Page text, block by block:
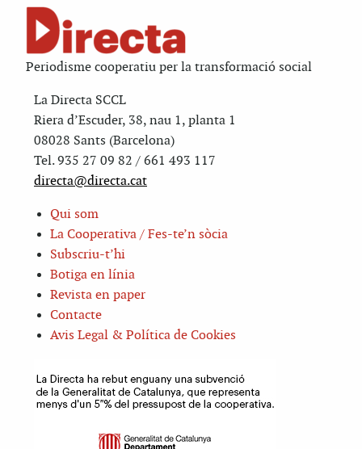
Periodisme cooperatiu per la transformació social
La Directa SCCL
Riera d’Escuder, 38, nau 1, planta 1
08028 Sants (Barcelona)
Tel. 935 27 09 82 / 661 493 117
directa@directa.cat
Qui som
La Cooperativa / Fes-te’n sòcia
Subscriu-t’hi
Botiga en línia
Revista en paper
Contacte
Avis Legal & Política de Cookies